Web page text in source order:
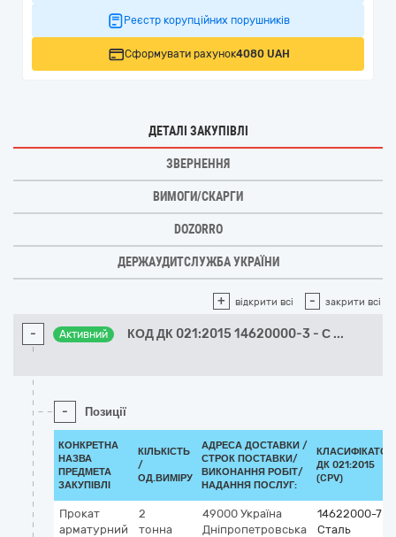
Реєстр корупційних порушників
Сформувати рахунок4080 UAH
ДЕТАЛІ ЗАКУПІВЛІ
ЗВЕРНЕННЯ
ВИМОГИ/СКАРГИ
DOZORRO
ДЕРЖАУДИТСЛУЖБА УКРАЇНИ
+ відкрити всі - закрити всі
- Активний КОД ДК 021:2015 14620000-3 - С ...
- Позиції
КОНКРЕТНА
НАЗВА
ПРЕДМЕТА
ЗАКУПІВЛІ
КІЛЬКІСТЬ
/
ОД.ВИМІРУ
АДРЕСА ДОСТАВКИ /
СТРОК ПОСТАВКИ/
ВИКОНАННЯ РОБІТ/
НАДАННЯ ПОСЛУГ:
КЛАСИФІКАТОР
ДК 021:2015
(CPV)
Прокат
арматурний
2
тонна
49000 Україна
Дніпропетровська
14622000-7
Сталь